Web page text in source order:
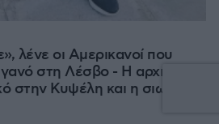
λένε οι Αμερικανοί που
στη Λέσβο - Η αρχική
στην Κυψέλη και η σιωπή